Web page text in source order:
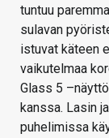
tuntuu
sulavan
istuvat käteen
vaikutelmaa
Glass 5
kanssa. Lasin
puhelimissa